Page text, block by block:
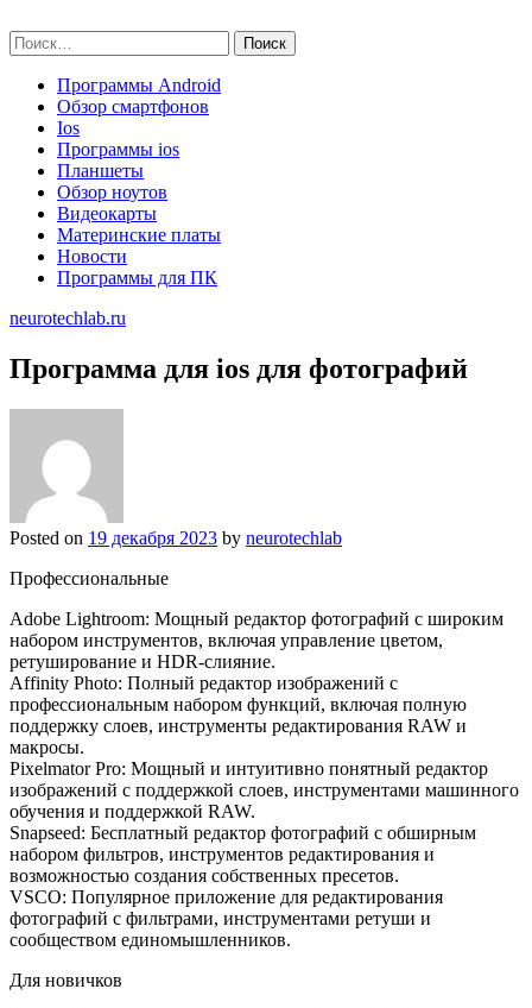
to
content
Найти:
Программы Android
Обзор смартфонов
Ios
Программы ios
Планшеты
Обзор ноутов
Видеокарты
Материнские платы
Новости
Программы для ПК
neurotechlab.ru
Программа для ios для фотографий
Posted on 19 декабря 2023 by neurotechlab
Профессиональные
Adobe Lightroom: Мощный редактор фотографий с широким
набором инструментов, включая управление цветом,
ретуширование и HDR-слияние.
Affinity Photo: Полный редактор изображений с
профессиональным набором функций, включая полную
поддержку слоев, инструменты редактирования RAW и
макросы.
Pixelmator Pro: Мощный и интуитивно понятный редактор
изображений с поддержкой слоев, инструментами машинного
обучения и поддержкой RAW.
Snapseed: Бесплатный редактор фотографий с обширным
набором фильтров, инструментов редактирования и
возможностью создания собственных пресетов.
VSCO: Популярное приложение для редактирования
фотографий с фильтрами, инструментами ретуши и
сообществом единомышленников.
Для новичков